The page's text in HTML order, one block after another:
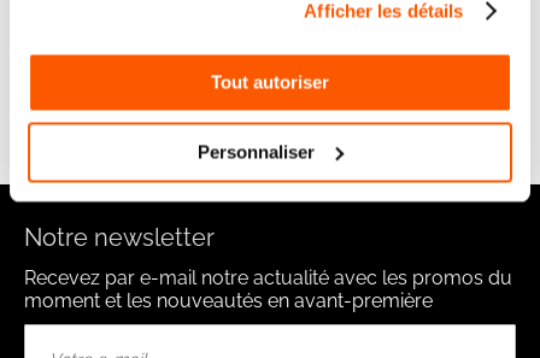
Afficher les détails
Tout autoriser
Personnaliser
Notre newsletter
Recevez par e-mail notre actualité avec les promos du
moment et les nouveautés en avant-première